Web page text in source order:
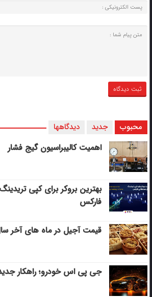
محبوب جدید دیدگاهها
اهمیت کالیبراسیون گیج فشار
بهترین بروکر برای کپی‌ تریدینگ
فارکس
قیمت آجیل در ماه های آخر
جی پی اس خودرو؛ راهکار